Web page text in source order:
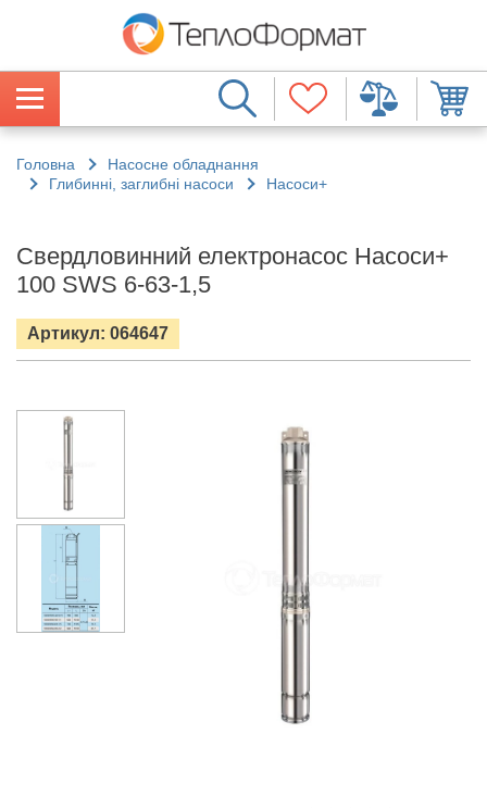
Головна
Насосне обладнання
Глибинні, заглибні насоси
Насоси+
Свердловинний електронасос Насоси+
100 SWS 6-63-1,5
Артикул: 064647